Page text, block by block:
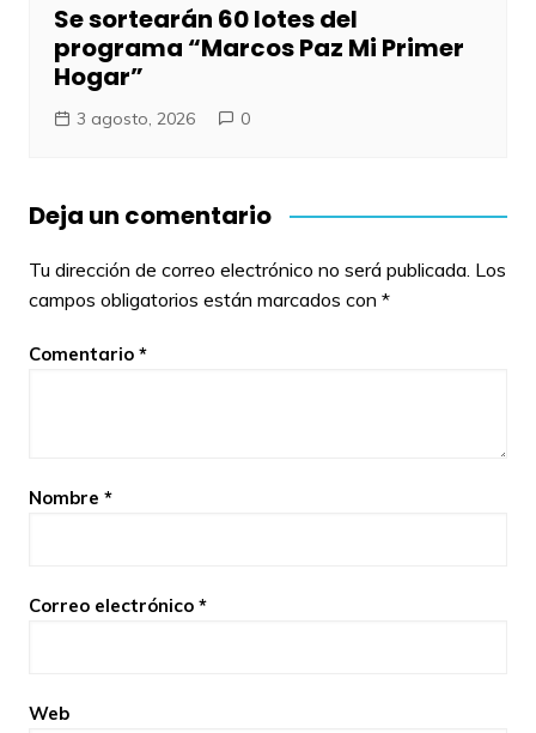
Se sortearán 60 lotes del
programa “Marcos Paz Mi Primer
Hogar”
3 agosto, 2026 0
Deja un comentario
Tu dirección de correo electrónico no será publicada. Los
campos obligatorios están marcados con *
Comentario *
Nombre *
Correo electrónico *
Web